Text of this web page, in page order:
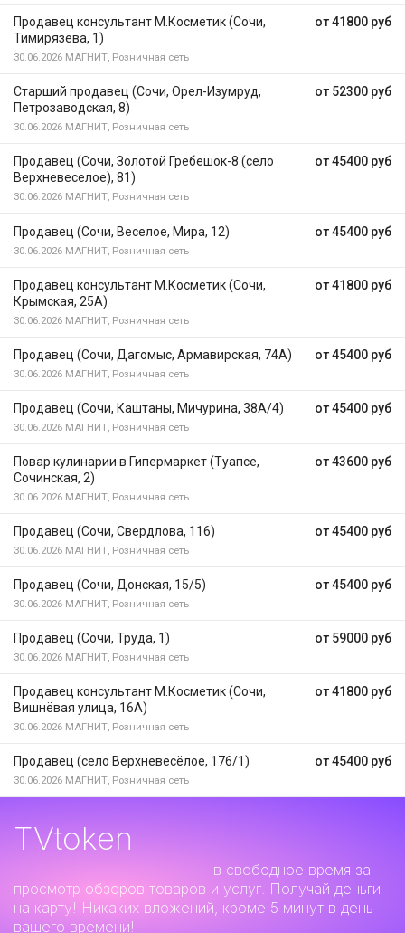
от 41800 руб
Продавец консультант М.Косметик (Сочи,
Тимирязева, 1)
30.06.2026 МАГНИТ, Розничная сеть
от 52300 руб
Старший продавец (Сочи, Орел-Изумруд,
Петрозаводская, 8)
30.06.2026 МАГНИТ, Розничная сеть
от 45400 руб
Продавец (Сочи, Золотой Гребешок-8 (село
Верхневеселое), 81)
30.06.2026 МАГНИТ, Розничная сеть
от 45400 руб
Продавец (Сочи, Веселое, Мира, 12)
30.06.2026 МАГНИТ, Розничная сеть
от 41800 руб
Продавец консультант М.Косметик (Сочи,
Крымская, 25А)
30.06.2026 МАГНИТ, Розничная сеть
от 45400 руб
Продавец (Сочи, Дагомыс, Армавирская, 74А)
30.06.2026 МАГНИТ, Розничная сеть
от 45400 руб
Продавец (Сочи, Каштаны, Мичурина, 38А/4)
30.06.2026 МАГНИТ, Розничная сеть
от 43600 руб
Повар кулинарии в Гипермаркет (Туапсе,
Сочинская, 2)
30.06.2026 МАГНИТ, Розничная сеть
от 45400 руб
Продавец (Сочи, Свердлова, 116)
30.06.2026 МАГНИТ, Розничная сеть
от 45400 руб
Продавец (Сочи, Донская, 15/5)
30.06.2026 МАГНИТ, Розничная сеть
от 59000 руб
Продавец (Сочи, Труда, 1)
30.06.2026 МАГНИТ, Розничная сеть
от 41800 руб
Продавец консультант М.Косметик (Сочи,
Вишнёвая улица, 16А)
30.06.2026 МАГНИТ, Розничная сеть
от 45400 руб
Продавец (село Верхневесёлое, 176/1)
30.06.2026 МАГНИТ, Розничная сеть
TVtoken
в свободное время за
просмотр обзоров товаров и услуг. Получай деньги
на карту! Никаких вложений, кроме 5 минут в день
вашего времени!